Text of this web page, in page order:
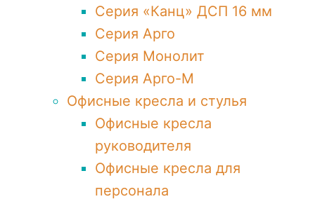
Серия «Канц» ДСП 16 мм
Серия Арго
Серия Монолит
Серия Арго-М
Офисные кресла и стулья
Офисные кресла
руководителя
Офисные кресла для
персонала